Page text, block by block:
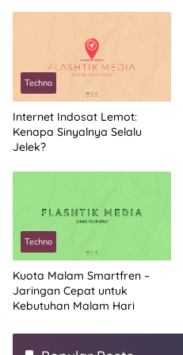
Techno
Internet Indosat Lemot:
Kenapa Sinyalnya Selalu
Jelek?
Techno
Kuota Malam Smartfren –
Jaringan Cepat untuk
Kebutuhan Malam Hari